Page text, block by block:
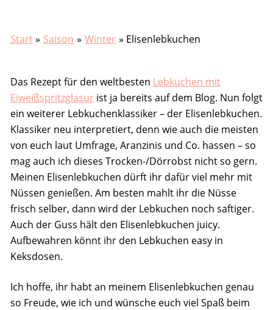
Start Saison Winter Elisenlebkuchen
Das Rezept für den weltbesten Lebkuchen mit
Eiweißspritzglasurist ja bereits auf dem Blog. Nun folgt
ein weiterer Lebkuchenklassiker – der Elisenlebkuchen.
Klassiker neu interpretiert, denn wie auch die meisten
von euch laut Umfrage, Aranzinis und Co. hassen – so
mag auch ich dieses Trocken-/Dörrobst nicht so gern.
Meinen Elisenlebkuchen dürft ihr dafür viel mehr mit
Nüssen genießen. Am besten mahlt ihr die Nüsse
frisch selber, dann wird der Lebkuchen noch saftiger.
Auch der Guss hält den Elisenlebkuchen juicy.
Aufbewahren könnt ihr den Lebkuchen easy in
Keksdosen.
Ich hoffe, ihr habt an meinem Elisenlebkuchen genau
so Freude, wie ich und wünsche euch viel Spaß beim